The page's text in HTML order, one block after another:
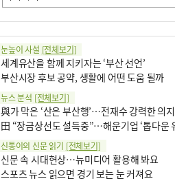
눈높이 사설 [전체보기]
세계유산을 함께 지키자는 ‘부산 선언’
부산시장 후보 공약, 생활에 어떤 도움 될까
뉴스 분석 [전체보기]
신통이의 신문 읽기 [전체보기]
신문 속 시대현상…뉴미디어 활용해 봐요
스포츠 뉴스 읽으면 경기 보는 눈 커져요